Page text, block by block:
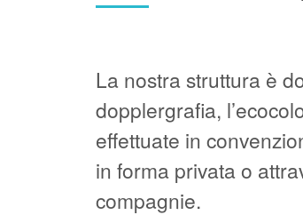
La nostra struttura è
dopplergrafia,
effettuate in
in forma privata o
compagnie.